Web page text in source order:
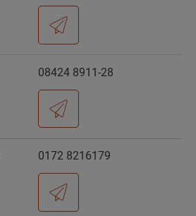
08424 8911-28
0172 8216179